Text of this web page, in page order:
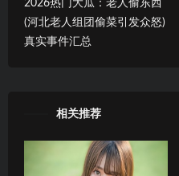
2026热门大瓜：老人偷东西
(河北老人组团偷菜引发众怒)
真实事件汇总
相关推荐